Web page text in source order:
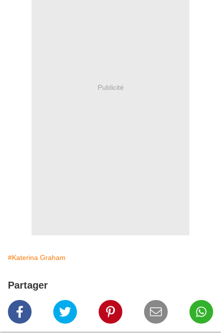
Publicité
#Katerina Graham
Partager